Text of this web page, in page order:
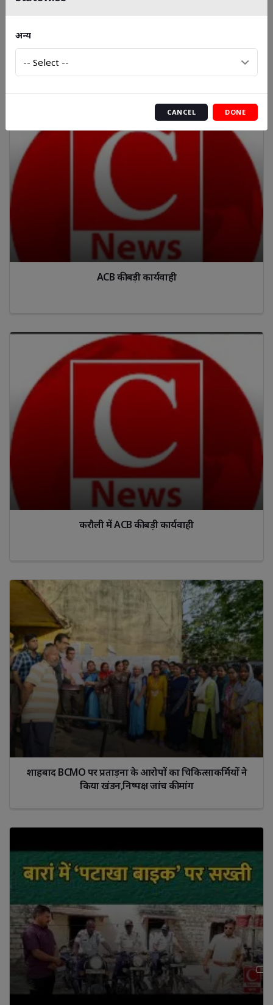
ACB की बड़ी कार्यवाही
करौली में ACB की बड़ी कार्यवाही
शाहबाद BCMO पर प्रताड़ना के आरोपों का चिकित्साकर्मियों ने
किया खंडन,निष्पक्ष जांच की मांग
अन्य
CANCEL DONE